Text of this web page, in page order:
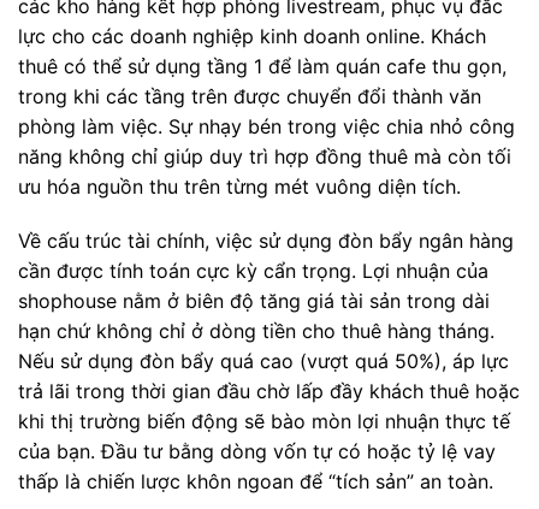
các kho hàng kết hợp phòng livestream, phục vụ đắc
lực cho các doanh nghiệp kinh doanh online. Khách
thuê có thể sử dụng tầng 1 để làm quán cafe thu gọn,
trong khi các tầng trên được chuyển đổi thành văn
phòng làm việc. Sự nhạy bén trong việc chia nhỏ công
năng không chỉ giúp duy trì hợp đồng thuê mà còn tối
ưu hóa nguồn thu trên từng mét vuông diện tích.
Về cấu trúc tài chính, việc sử dụng đòn bẩy ngân hàng
cần được tính toán cực kỳ cẩn trọng. Lợi nhuận của
shophouse nằm ở biên độ tăng giá tài sản trong dài
hạn chứ không chỉ ở dòng tiền cho thuê hàng tháng.
Nếu sử dụng đòn bẩy quá cao (vượt quá 50%), áp lực
trả lãi trong thời gian đầu chờ lấp đầy khách thuê hoặc
khi thị trường biến động sẽ bào mòn lợi nhuận thực tế
của bạn. Đầu tư bằng dòng vốn tự có hoặc tỷ lệ vay
thấp là chiến lược khôn ngoan để “tích sản” an toàn.